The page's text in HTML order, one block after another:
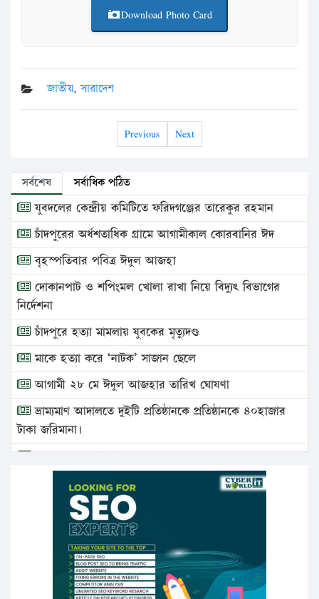
Download Photo Card
জাতীয়,সারাদেশ
Previous Next
সর্বশেষ সর্বাধিক পঠিত
যুবদলের কেন্দ্রীয় কমিটিতে ফরিদগঞ্জের তারেকুর রহমান
চাঁদপুরের অর্ধশতাধিক গ্রামে আগামীকাল কোরবানির ঈদ
বৃহস্পতিবার পবিত্র ঈদুল আজহা
দোকানপাট ও শপিংমল খোলা রাখা নিয়ে বিদ্যুৎ বিভাগের
নির্দেশনা
চাঁদপুরে হত্যা মামলায় যুবকের মৃত্যুদণ্ড
মাকে হত্যা করে ‘নাটক’ সাজান ছেলে
আগামী ২৮ মে ঈদুল আজহার তারিখ ঘোষণা
ভ্রাম্যমাণ আদালতে দুইটি প্রতিষ্ঠানকে প্রতিষ্ঠানকে ৪০হাজার
টাকা জরিমানা।
এবার লঞ্চের ভাড়া বাড়ল
১৭ থেকে ২১ শতাংশ বিদ্যুতের দাম বাড়ানোর প্রস্তাব পিডিবির
১৬ মে চাঁদপুর ও ২৫ মে ফেনী সফরে যাবেন প্রধানমন্ত্রী
উচ্চশিক্ষায় গৌরবময় অর্জন: পূর্ণ স্কলারশিপে যুক্তরাষ্ট্রে
পিএইচডি করছেন কুয়েটের কৃতি…
সারা দেশে বজ্রাঘাতে ১৪ জনের প্রাণহানি